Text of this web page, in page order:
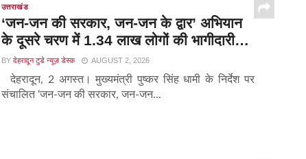
उत्तराखंड
‘जन-जन की सरकार, जन-जन के द्वार’ अभियान
के दूसरे चरण में 1.34 लाख लोगों की भागीदारी…
BY देहरादून टुडे न्यूज़ डेस्क AUGUST 2, 2026
देहरादून, 2 अगस्त। मुख्यमंत्री पुष्कर सिंह धामी के निर्देश पर
संचालित ‘जन-जन की सरकार, जन-जन...